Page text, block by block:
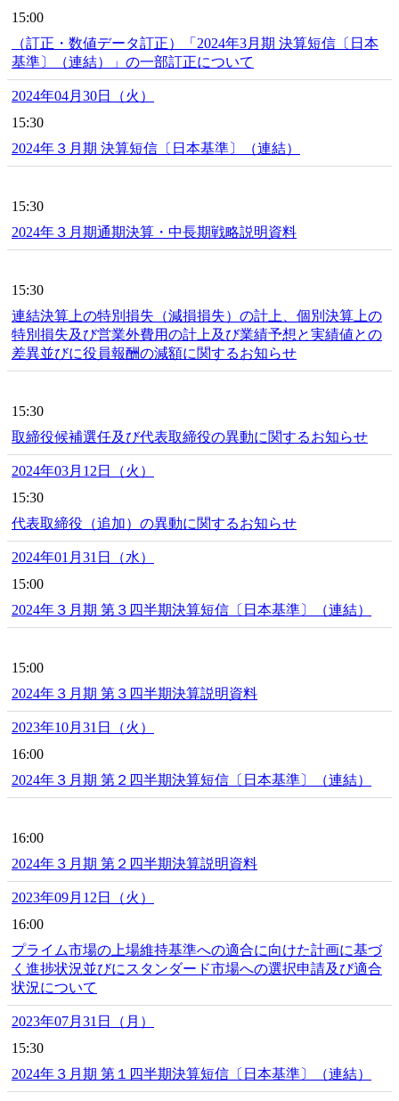
15:00
（訂正・数値データ訂正）「2024年3月期 決算短信〔日本
基準〕（連結）」の一部訂正について
2024年04月30日（火）
15:30
2024年３月期 決算短信〔日本基準〕（連結）
15:30
2024年３月期通期決算・中長期戦略説明資料
15:30
連結決算上の特別損失（減損損失）の計上、個別決算上の
特別損失及び営業外費用の計上及び業績予想と実績値との
差異並びに役員報酬の減額に関するお知らせ
15:30
取締役候補選任及び代表取締役の異動に関するお知らせ
2024年03月12日（火）
15:30
代表取締役（追加）の異動に関するお知らせ
2024年01月31日（水）
15:00
2024年３月期 第３四半期決算短信〔日本基準〕（連結）
15:00
2024年３月期 第３四半期決算説明資料
2023年10月31日（火）
16:00
2024年３月期 第２四半期決算短信〔日本基準〕（連結）
16:00
2024年３月期 第２四半期決算説明資料
2023年09月12日（火）
16:00
プライム市場の上場維持基準への適合に向けた計画に基づ
く進捗状況並びにスタンダード市場への選択申請及び適合
状況について
2023年07月31日（月）
15:30
2024年３月期 第１四半期決算短信〔日本基準〕（連結）